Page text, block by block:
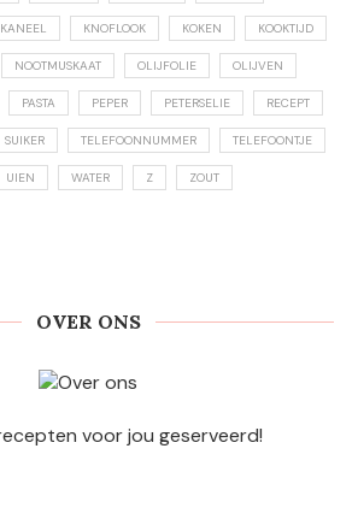
KANEEL KNOFLOOK KOKEN KOOKTIJD
NOOTMUSKAAT OLIJFOLIE OLIJVEN
PASTA PEPER PETERSELIE RECEPT
SUIKER TELEFOONNUMMER TELEFOONTJE
UIEN WATER Z ZOUT
OVER ONS
voor jou geserveerd!